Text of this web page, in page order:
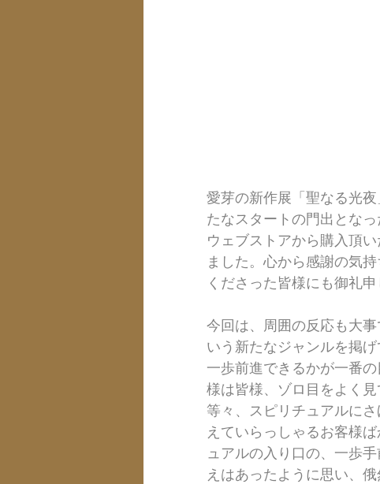
愛芽の新作展「聖なる光
たなスタートの門出とな
ウェブストアから購入頂
ました。心から感謝の気
くださった皆様にも御礼
今回は、周囲の反応も大
いう新たなジャンルを掲
一歩前進できるかが一番
様は皆様、ゾロ目をよく
等々、スピリチュアルに
えていらっしゃるお客様
ュアルの入り口の、一歩
えはあったように思い、